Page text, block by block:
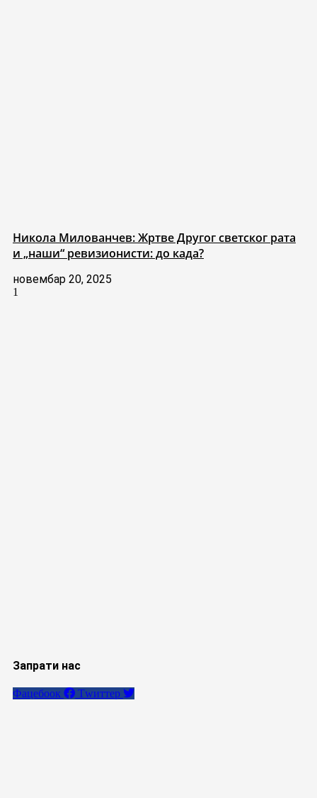
Никола Милованчев: Жртве Другог светског рата
и „наши“ ревизионисти: до када?
новембар 20, 2025
Запрати нас
Фацебоок Тwиттер